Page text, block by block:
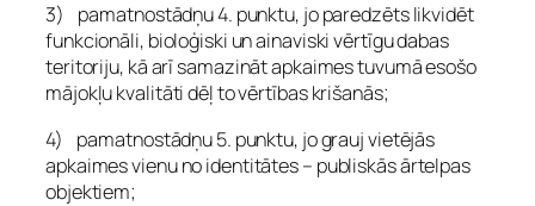
3) pamatnostādņu 4. punktu, jo paredzēts likvidēt
funkcionāli, bioloģiski un ainaviski vērtīgu dabas
teritoriju, kā arī samazināt apkaimes tuvumā esošo
mājokļu kvalitāti dēļ to vērtības krišanās;
4) pamatnostādņu 5. punktu, jo grauj vietējās
apkaimes vienu no identitātes – publiskās ārtelpas
objektiem;